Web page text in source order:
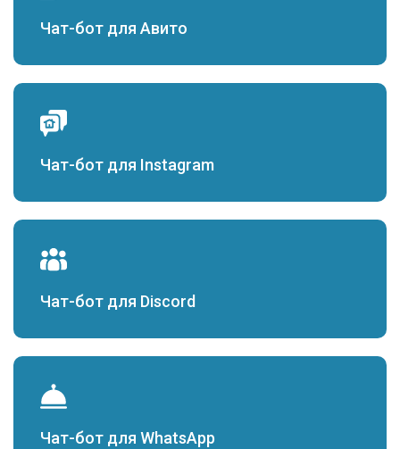
Чат-бот для Авито
Чат-бот для Instagram
Чат-бот для Discord
Чат-бот для WhatsApp